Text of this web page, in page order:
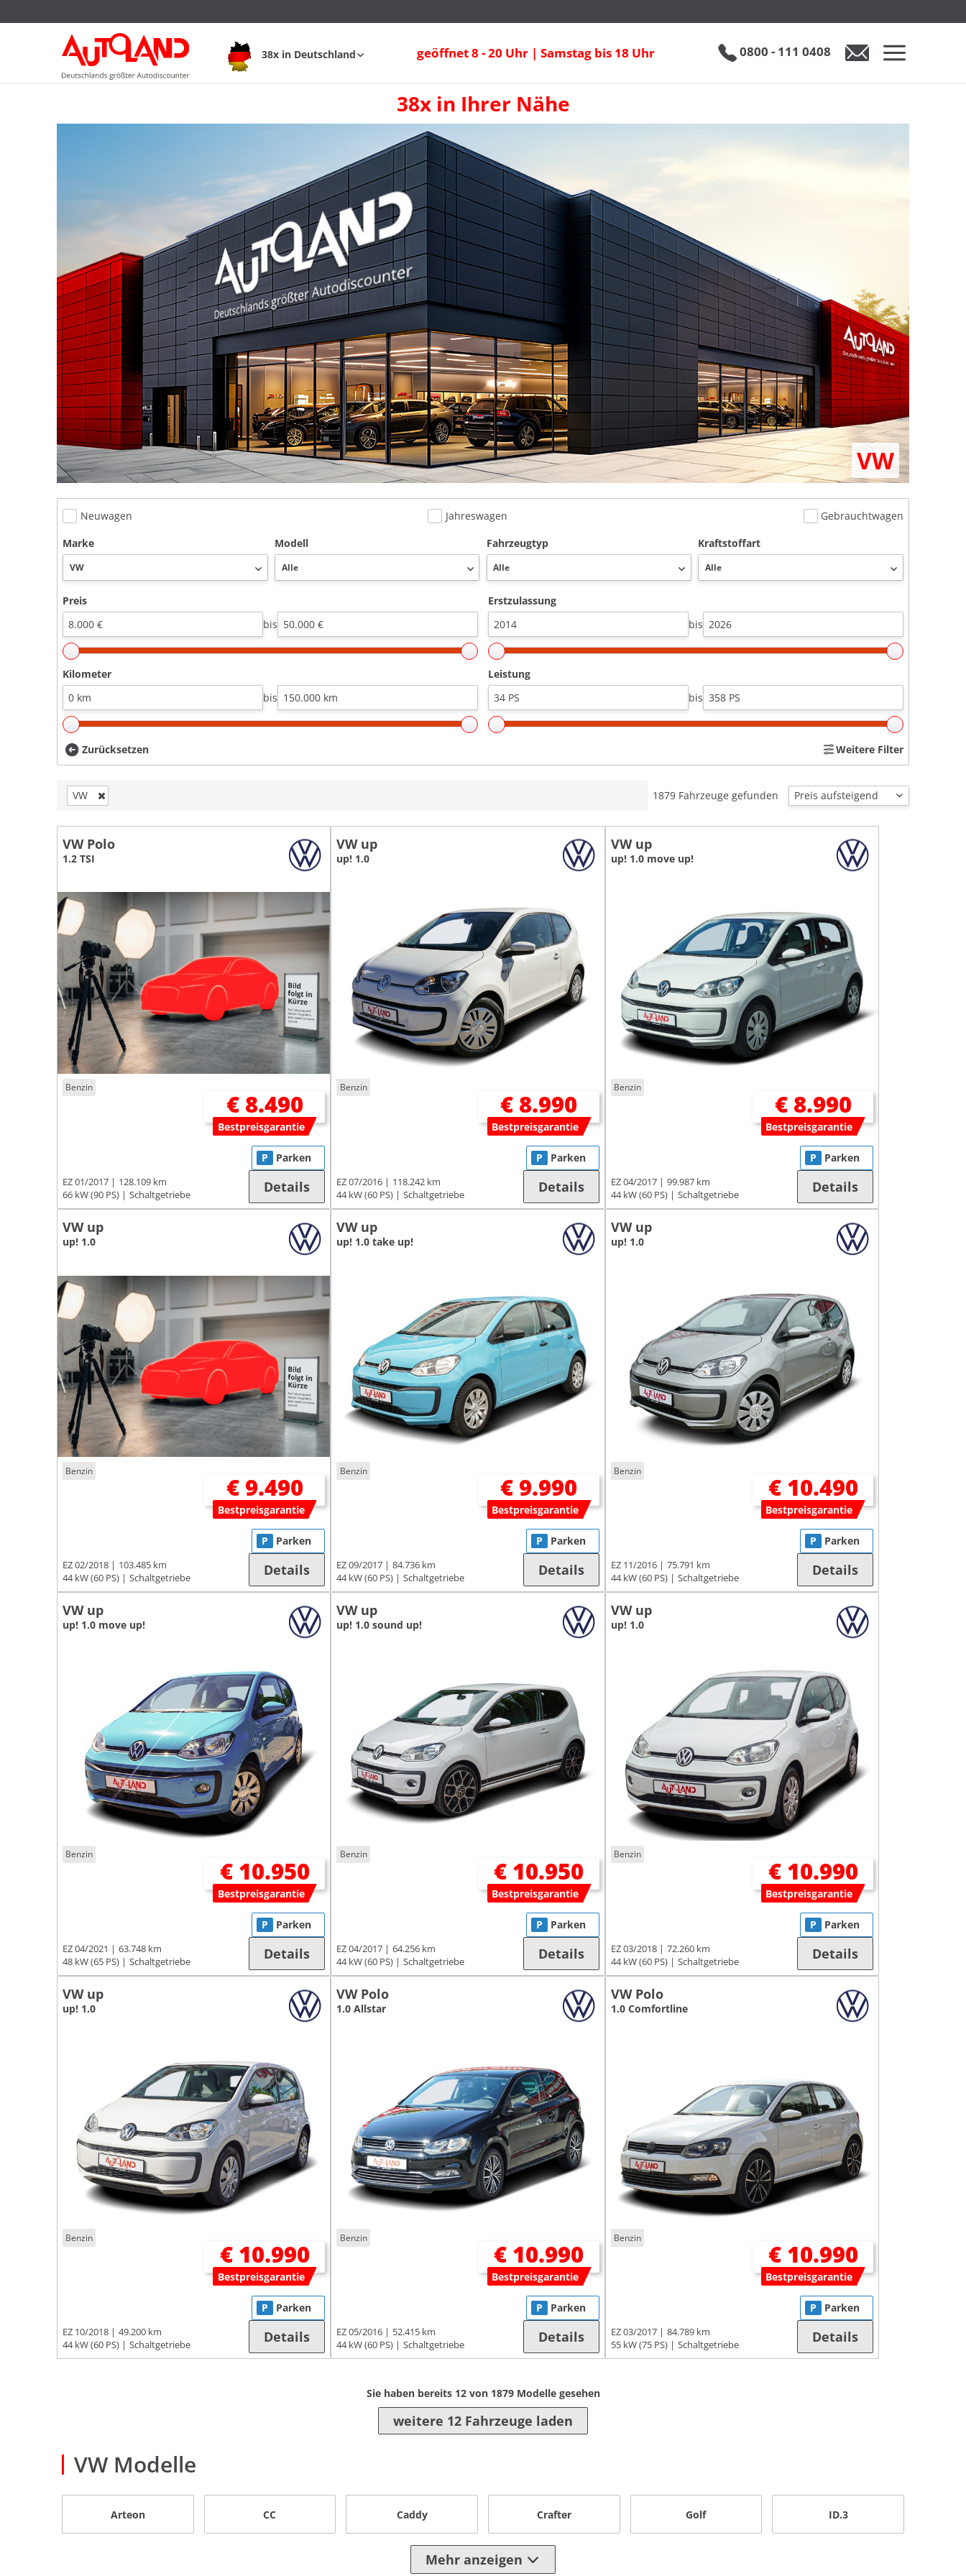
38x in Deutschland geöffnet 8 - 20 Uhr | Samstag bis 18 Uhr 0800 - 111 0408
38x in Ihrer Nähe
VW
Neuwagen Jahreswagen
Gebrauchtwagen
Marke
Modell Fahrzeugtyp Kraftstoffart
Preis
bis
Erstzulassung
bis
Kilometer
bis
Leistung
bis
Zurücksetzen Weitere Filter
VW 1879 Fahrzeuge gefunden
VW Polo
1.2 TSI
Benzin
€ 8.490
Bestpreisgarantie
EZ 01/2017
128.109 km
66 kW (90 PS)
Schaltgetriebe
P Parken
Details
VW up
up! 1.0
Benzin
€ 8.990
Bestpreisgarantie
EZ 07/2016
118.242 km
44 kW (60 PS)
Schaltgetriebe
P Parken
Details
VW up
up! 1.0 move up!
Benzin
€ 8.990
Bestpreisgarantie
EZ 04/2017
99.987 km
44 kW (60 PS)
Schaltgetriebe
P Parken
Details
VW up
up! 1.0
Benzin
€ 9.490
Bestpreisgarantie
EZ 02/2018
103.485 km
44 kW (60 PS)
Schaltgetriebe
P Parken
Details
VW up
up! 1.0 take up!
Benzin
€ 9.990
Bestpreisgarantie
EZ 09/2017
84.736 km
44 kW (60 PS)
Schaltgetriebe
P Parken
Details
VW up
up! 1.0
Benzin
€ 10.490
Bestpreisgarantie
EZ 11/2016
75.791 km
44 kW (60 PS)
Schaltgetriebe
P Parken
Details
VW up
up! 1.0 move up!
Benzin
€ 10.950
Bestpreisgarantie
EZ 04/2021
63.748 km
48 kW (65 PS)
Schaltgetriebe
P Parken
Details
VW up
up! 1.0 sound up!
Benzin
€ 10.950
Bestpreisgarantie
EZ 04/2017
64.256 km
44 kW (60 PS)
Schaltgetriebe
P Parken
Details
VW up
up! 1.0
Benzin
€ 10.990
Bestpreisgarantie
EZ 03/2018
72.260 km
44 kW (60 PS)
Schaltgetriebe
P Parken
Details
VW up
up! 1.0
Benzin
€ 10.990
Bestpreisgarantie
EZ 10/2018
49.200 km
44 kW (60 PS)
Schaltgetriebe
P Parken
Details
VW Polo
1.0 Allstar
Benzin
€ 10.990
Bestpreisgarantie
EZ 05/2016
52.415 km
44 kW (60 PS)
Schaltgetriebe
P Parken
Details
VW Polo
1.0 Comfortline
Benzin
€ 10.990
Bestpreisgarantie
EZ 03/2017
84.789 km
55 kW (75 PS)
Schaltgetriebe
P Parken
Details
Sie haben bereits 12von 1879Modelle gesehen
weitere 12 Fahrzeuge laden
VW Modelle
Arteon CC Caddy Crafter Golf ID.3
Mehr anzeigen